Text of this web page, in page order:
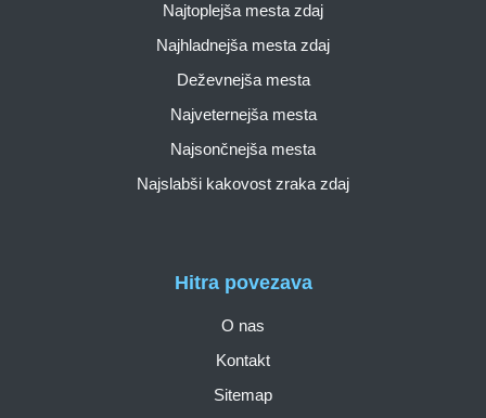
Hitra povezava
O nas
Kontakt
Sitemap
Najtoplejša mesta zdaj
Najhladnejša mesta zdaj
Deževnejša mesta
Najveternejša mesta
Najsončnejša mesta
Najslabši kakovost zraka zdaj